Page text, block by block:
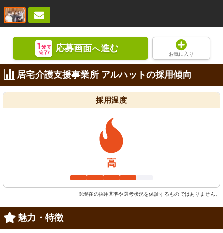
応募画面へ進む
お気に入り
居宅介護支援事業所 アルハットの採用傾向
採用温度
高
※現在の採用基準や選考状況を保証するものではありません。
魅力・特徴